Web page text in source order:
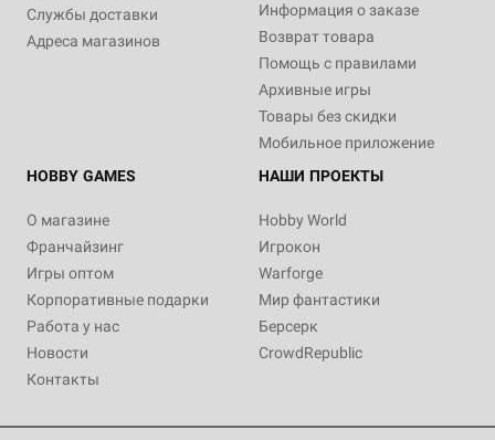
Службы доставки
Адреса магазинов
Информация о заказе
Возврат товара
Помощь с правилами
Архивные игры
Товары без скидки
Мобильное приложение
HOBBY GAMES
О магазине
Франчайзинг
Игры оптом
Корпоративные подарки
Работа у нас
Новости
Контакты
НАШИ ПРОЕКТЫ
Hobby World
Игрокон
Warforge
Мир фантастики
Берсерк
CrowdRepublic